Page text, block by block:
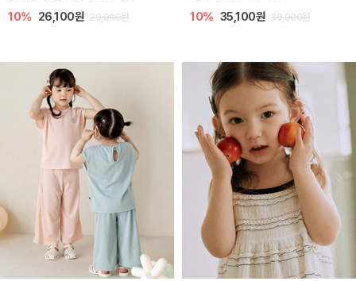
10% 26,100원 29,000원 10% 35,100원 39,000원